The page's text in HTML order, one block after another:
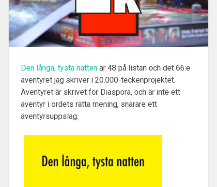
Den långa, tysta nattenär 48 på listan och det 66:e
äventyret jag skriver i 20.000-teckenprojektet.
Äventyret är skrivet för Diaspora, och är inte ett
äventyr i ordets rätta mening, snarare ett
äventyrsuppslag.